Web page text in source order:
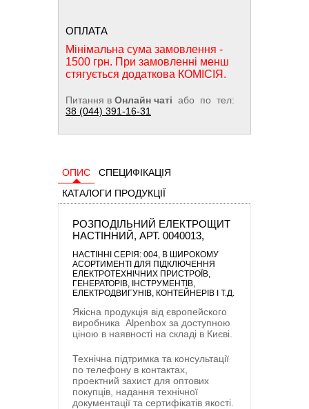
ОПЛАТА
Мінімальна сума замовлення -
1500 грн. При замовленні менш
стягується додаткова КОМІСІЯ.
Питання в Онлайн чаті або по тел:
38 (044) 391-16-31
ОПИС
СПЕЦИФІКАЦІЯ
КАТАЛОГИ ПРОДУКЦІЇ
РОЗПОДІЛЬНИЙ ЕЛЕКТРОЩИТ
НАСТІННИЙ, АРТ. 0040013,
НАСТІННІ СЕРІЯ: 004, В ШИРОКОМУ
АСОРТИМЕНТІ ДЛЯ ПІДКЛЮЧЕННЯ
ЕЛЕКТРОТЕХНІЧНИХ ПРИСТРОЇВ,
ГЕНЕРАТОРІВ, ІНСТРУМЕНТІВ,
ЕЛЕКТРОДВИГУНІВ, КОНТЕЙНЕРІВ І Т.Д.
Якісна продукція від європейского
виробника Alpenbox за доступною
ціною в наявності на складі в Києві.
Технічна підтримка та консультації
по телефону в контактах,
проектний захист для оптових
покупців, надання технічної
документації та сертифікатів якості.